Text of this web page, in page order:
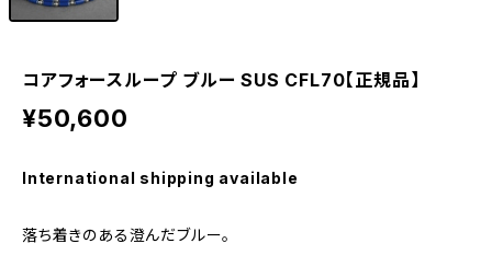
コアフォースループ ブルー SUS CFL70【正規品】
¥50,600
International shipping available
落ち着きのある澄んだブルー。